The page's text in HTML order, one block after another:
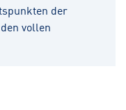
der
vollen